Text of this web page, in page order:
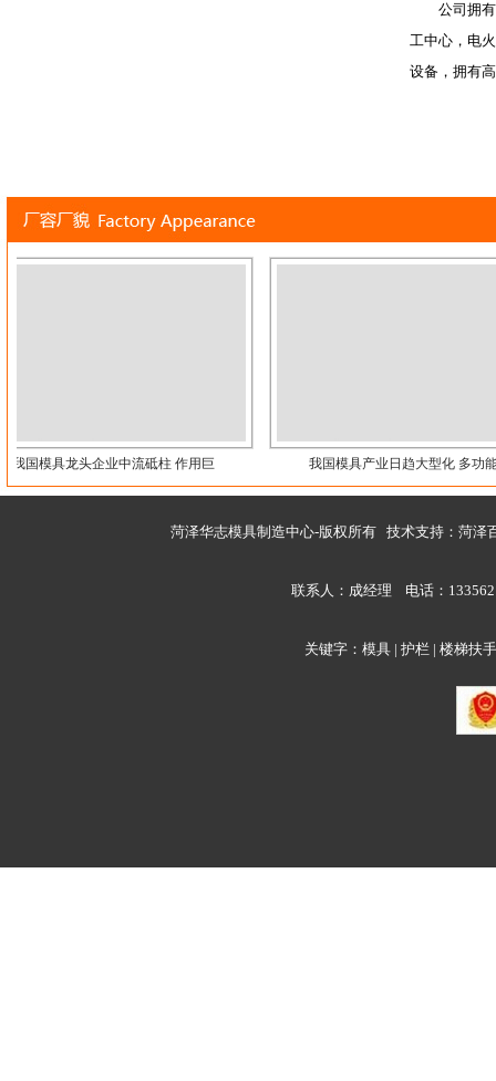
压铸模
公司拥有
工中心，电
设备，拥有
国模具龙头企业中流砥柱 作用巨 我国模具产业日趋大型化 多功能复
菏泽华志模具制造中心-版权所有 技术支持： 菏泽
联系人：成经理 电话：
关键字：模具 | 护栏 | 楼梯扶